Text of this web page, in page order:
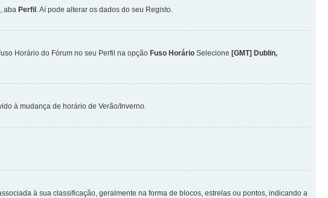
, aba Perfil . Aí pode alterar os dados do seu Registo.
Horário do Fórum no seu Perfil na opção Fuso Horário Selecione [GMT] Dublin,
à mudança de horário de Verão/Inverno.
à sua classificação, geralmente na forma de blocos, estrelas ou pontos, indicando a